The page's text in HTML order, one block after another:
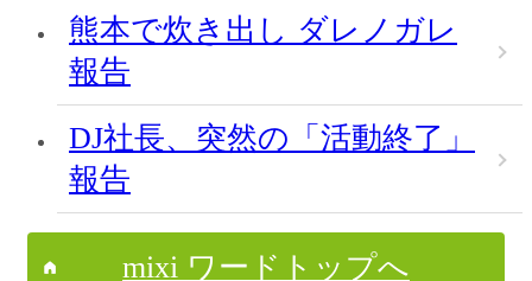
熊本で炊き出し ダレノガレ
報告
DJ社長、突然の「活動終了」
報告
mixi ワードトップへ